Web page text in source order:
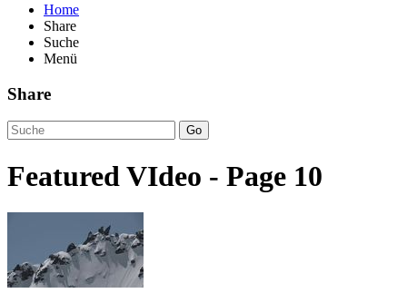
Home
Share
Suche
Menü
Share
Go
Featured VIdeo - Page 10